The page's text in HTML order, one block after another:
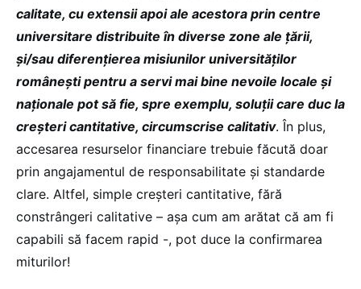
calitate, cu extensii apoi ale acestora prin centre
universitare distribuite în diverse zone ale țării,
și/sau diferențierea misiunilor universităților
românești pentru a servi mai bine nevoile locale și
naționale pot să fie, spre exemplu, soluții care duc la
creșteri cantitative, circumscrise calitativ. În plus,
accesarea resurselor financiare trebuie făcută doar
prin angajamentul de responsabilitate și standarde
clare. Altfel, simple creșteri cantitative, fără
constrângeri calitative – așa cum am arătat că am fi
capabili să facem rapid -, pot duce la confirmarea
miturilor!